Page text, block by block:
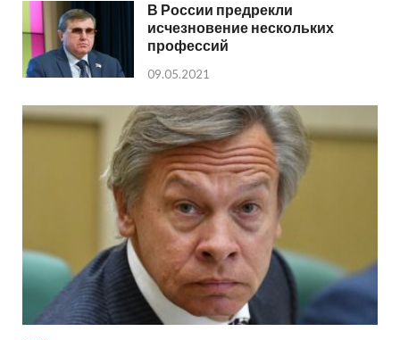
В России предрекли
исчезновение нескольких
профессий
09.05.2021